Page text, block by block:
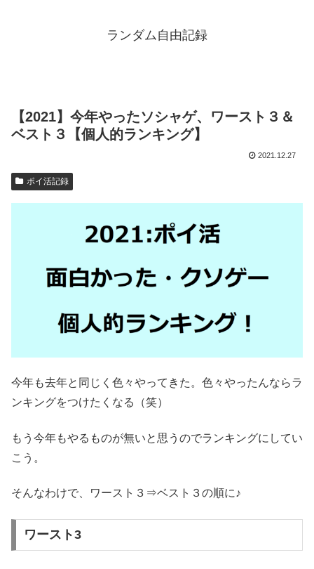
ランダム自由記録
【2021】今年やったソシャゲ、ワースト３＆
ベスト３【個人的ランキング】
2021.12.27
ポイ活記録
今年も去年と同じく色々やってきた。色々やったんならラ
ンキングをつけたくなる（笑）
もう今年もやるものが無いと思うのでランキングにしてい
こう。
そんなわけで、ワースト３⇒ベスト３の順に♪
ワースト3